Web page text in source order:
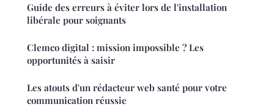
Guide des erreurs à éviter lors de l'installation
libérale pour soignants
Clemco digital : mission impossible ? Les
opportunités à saisir
Les atouts d'un rédacteur web santé pour votre
communication réussie